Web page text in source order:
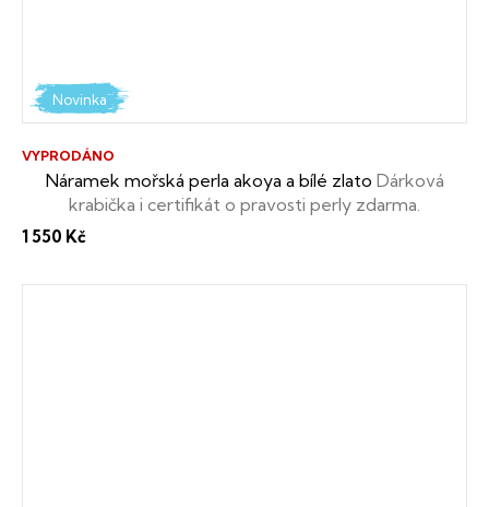
Novinka
Náramek mořská perla akoya a bílé zlato Dárková
krabička i certifikát o pravosti perly zdarma.
VYPRODÁNO
1 550 Kč